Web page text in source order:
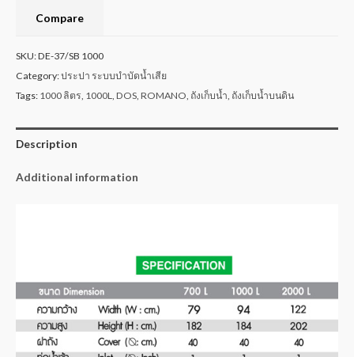
Compare
SKU:DE-37/SB 1000
Category:ประปา ระบบบำบัดน้ำเสีย
Tags: 1000 ลิตร, 1000L, DOS, ROMANO, ถังเก็บน้ำ, ถังเก็บน้ำบนดิน
Description
Additional information